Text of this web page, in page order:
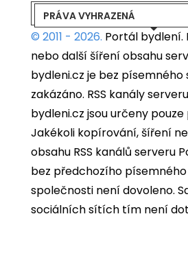
PRÁVA VYHRAZENÁ
© 2011 - 2026. Portál bydlení.
nebo další šíření obsahu
bydleni.cz je bez písemného
zakázáno. RSS kanály
bydleni.cz jsou určeny
Jakékoli kopírování, šíření
obsahu RSS kanálů serveru
bez předchozího písemného
společnosti není dovoleno.
sociálních sítích tím není